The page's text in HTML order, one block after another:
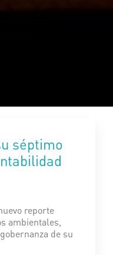
séptimo
reporte
ambientales,
de su